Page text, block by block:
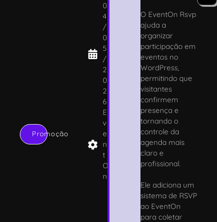
Promoção
0
4
/
0
5
/
2
0
2
6
E
v
e
n
t
O
n
O EventOn Rsvp
ajuda a
organizar
participação em
eventos no
WordPress,
permitindo que
visitantes
confirmem
presença e
tornando o
controle da
agenda mais
claro e
profissional.
Ele adiciona um
sistema de RSVP
ao EventOn
para coletar